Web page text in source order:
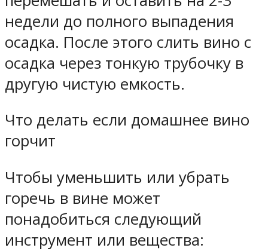
недели до полного выпадения
осадка. После этого слить вино с
осадка через тонкую трубочку в
другую чистую емкость.
Что делать если домашнее вино
горчит
Чтобы уменьшить или убрать
горечь в вине может
понадобиться следующий
инструмент или вещества: